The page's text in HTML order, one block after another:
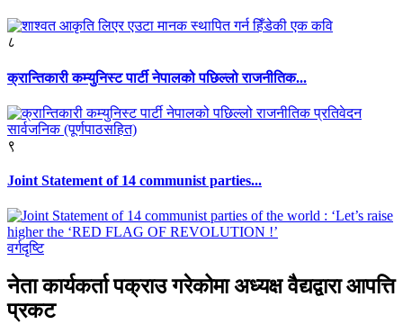
८
क्रान्तिकारी कम्युनिस्ट पार्टी नेपालको पछिल्लो राजनीतिक...
९
Joint Statement of 14 communist parties...
वर्गदृष्टि
नेता कार्यकर्ता पक्राउ गरेकोमा अध्यक्ष वैद्यद्वारा आपत्ति
प्रकट